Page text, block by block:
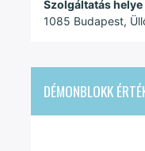
Szolgáltatás helye
1085 Budapest,
DÉMONBLOKK